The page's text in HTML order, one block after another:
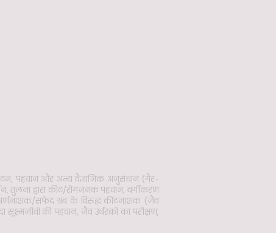
पहचान और अन्य वैज्ञानिक अनुसंधान (गैर-
द्वारा कीट/रोगजनक पहचान, वर्गीकरण
सफेद ग्रब के विरुद्ध कीटनाशक (जैव
की पहचान, जैव उर्वरकों का परीक्षण,